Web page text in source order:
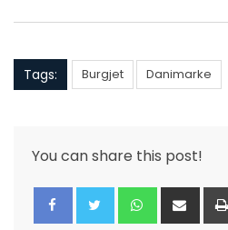
Tags: Burgjet Danimarke
You can share this post!
Whatsapp
Share
via